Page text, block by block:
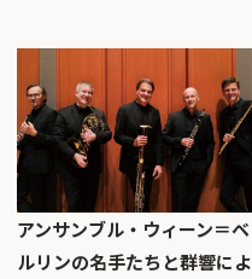
アンサンブル・ウィーン＝ベ
ルリンの名手たちと群響によ